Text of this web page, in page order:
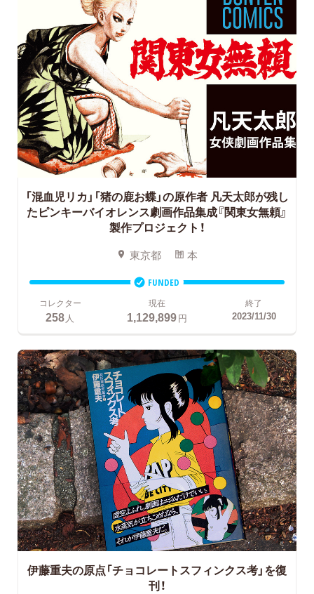
「混血児リカ」「猪の鹿お蝶」の原作者 凡天太郎が残し
たピンキーバイオレンス劇画作品集成『関東女無頼』
製作プロジェクト！
東京都 本
FUNDED
コレクター
258人
現在
1,129,899円
終了
2023/11/30
伊藤重夫の原点「チョコレートスフィンクス考」を復
刊！